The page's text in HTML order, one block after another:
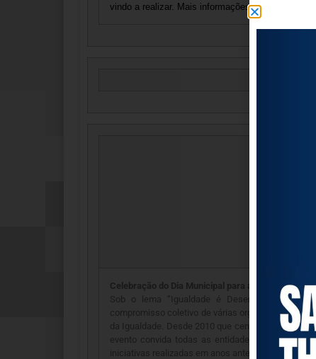
vindo a realizar. Mais informações sobre o
Celebração do Dia Municipal para a Igualdade 2016
Sob o lema “Igualdade é Desenvolvimento”
compromisso coletivo de várias organizações a
da Igualdade. Desde 2010 que centenas de
evento convida todas as entidades a promover
iniciativas realizadas em anos anteriores,